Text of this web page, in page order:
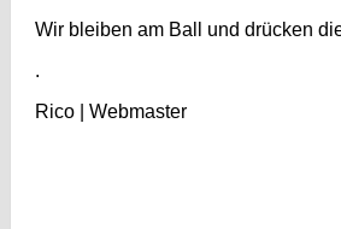
Wir bleiben am Ball und drücken
.
Rico | Webmaster